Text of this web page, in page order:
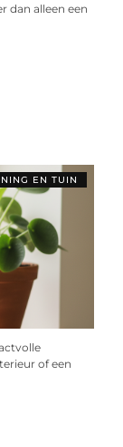
dan alleen een
EN TUIN
of een